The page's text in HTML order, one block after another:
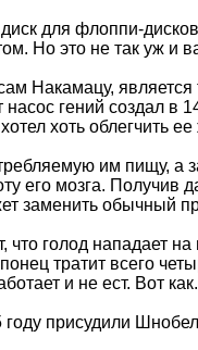
для флоппи-
Но это не так уж и
Накамацу,
гений создал в
хоть облегчить
им пищу, а
его мозга.
заменить обычный
голод нападает на
тратит всего
и не ест. Вот как.
присудили